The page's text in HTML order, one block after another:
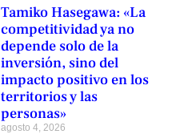
Tamiko Hasegawa: «La
competitividad ya no
depende solo de la
inversión, sino del
impacto positivo en los
territorios y las
personas»
agosto 4, 2026